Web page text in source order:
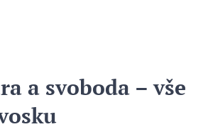
a svoboda – vše